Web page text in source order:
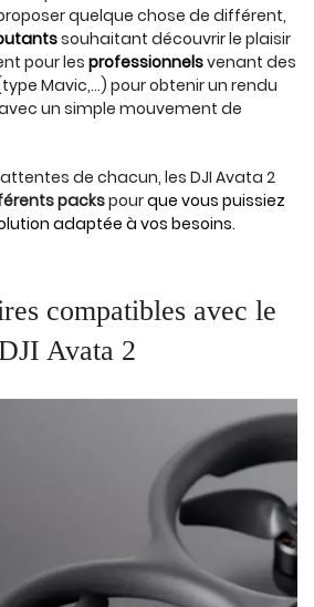
quelque chose de différent,
souhaitant découvrir le plaisir
pour les professionnelsvenant des
Mavic,...) pour obtenir un rendu
un simple mouvement de
de chacun, les DJI Avata 2
packspourque vous puissiez
adaptée à vos besoins.
compatibles avec le
Avata 2